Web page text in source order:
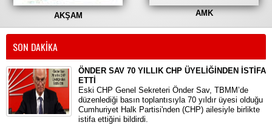
AKŞAM AMK
SON DAKİKA
ÖNDER SAV 70 YILLIK CHP ÜYELİĞİNDEN İSTİFA
ETTİ
​Eski CHP Genel Sekreteri Önder Sav, TBMM’de
düzenlediği basın toplantısıyla 70 yıldır üyesi olduğu
Cumhuriyet Halk Partisi'nden (CHP) ailesiyle birlikte
istifa ettiğini bildirdi.